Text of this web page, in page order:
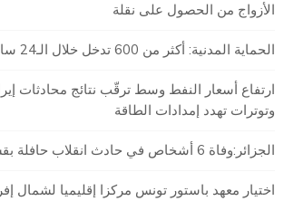
الأزواج من الحصول على نقلة
الحماية المدنية: أكثر من 600 تدخل خلال الـ24 ساعة الماضية
ارتفاع أسعار النفط وسط ترقّب نتائج محادثات
وتوترات تهدد إمدادات الطاقة
الجزائر:وفاة 6 أشخاص في حادث انقلاب حافلة بقسنطينة
اختيار معهد باستور تونس مركزا إقليميا لشمال